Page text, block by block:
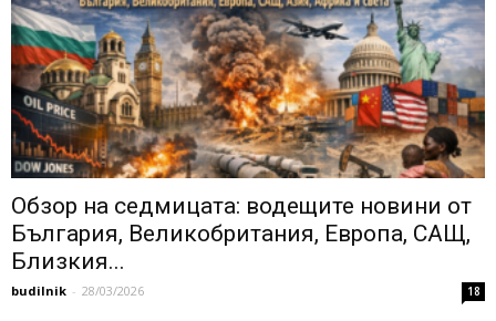
Обзор на седмицата: водещите новини от
България, Великобритания, Европа, САЩ,
Близкия...
budilnik - 28/03/2026 18